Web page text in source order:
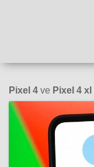
Pixel 4 ve Pixel 4 xl